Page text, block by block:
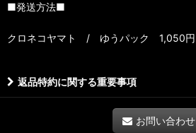
■発送方法■
クロネコヤマト / ゆうパック 1,050円
返品特約に関する重要事項
お問い合わせ